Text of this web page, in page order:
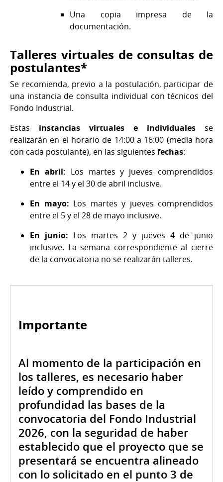
Una copia impresa de la
documentación.
Talleres virtuales de consultas de
postulantes*
Se recomienda, previo a la postulación, participar de
una instancia de consulta individual con técnicos del
Fondo Industrial.
Estas instancias virtuales e individuales se
realizarán en el horario de 14:00 a 16:00 (media hora
con cada postulante), en las siguientes fechas:
En abril: Los martes y jueves comprendidos
entre el 14 y el 30 de abril inclusive.
En mayo: Los martes y jueves comprendidos
entre el 5 y el 28 de mayo inclusive.
En junio: Los martes 2 y jueves 4 de junio
inclusive. La semana correspondiente al cierre
de la convocatoria no se realizarán talleres.
Importante
Al momento de la participación en
los talleres, es necesario haber
leído y comprendido en
profundidad las bases de la
convocatoria del Fondo Industrial
2026, con la seguridad de haber
establecido que el proyecto que se
presentará se encuentra alineado
con lo solicitado en el punto 3 de